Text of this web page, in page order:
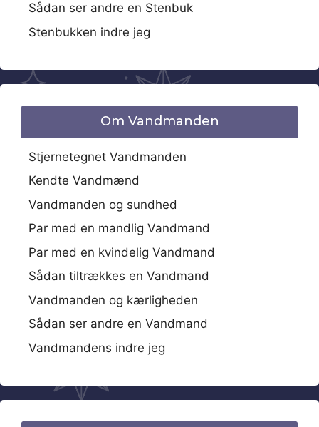
Sådan ser andre en Stenbuk
Stenbukken indre jeg
Om Vandmanden
Stjernetegnet Vandmanden
Kendte Vandmænd
Vandmanden og sundhed
Par med en mandlig Vandmand
Par med en kvindelig Vandmand
Sådan tiltrækkes en Vandmand
Vandmanden og kærligheden
Sådan ser andre en Vandmand
Vandmandens indre jeg